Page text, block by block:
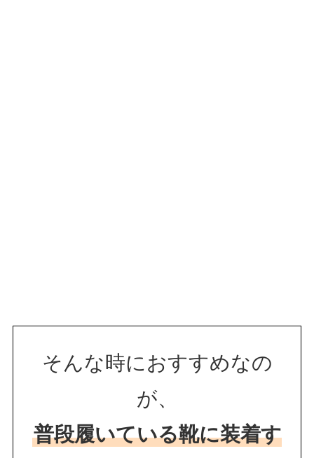
そんな時におすすめなの
が、
普段履いている靴に装着す